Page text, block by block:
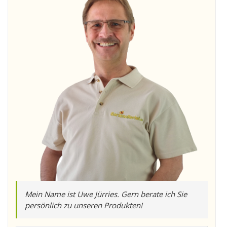
Mein Name ist Uwe Jürries. Gern berate ich Sie
persönlich zu unseren Produkten!